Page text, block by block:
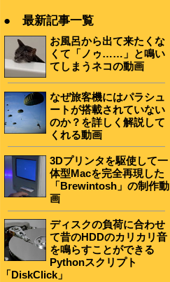
● 最新記事一覧
お風呂から出て来たくな
くて「ノゥ……」と鳴い
てしまうネコの動画
なぜ旅客機にはパラシュ
ートが搭載されていない
のか？を詳しく解説して
くれる動画
3Dプリンタを駆使して一
体型Macを完全再現した
「Brewintosh」の制作動
画
ディスクの負荷に合わせ
て昔のHDDのカリカリ音
を鳴らすことができる
Pythonスクリプト
「DiskClick」